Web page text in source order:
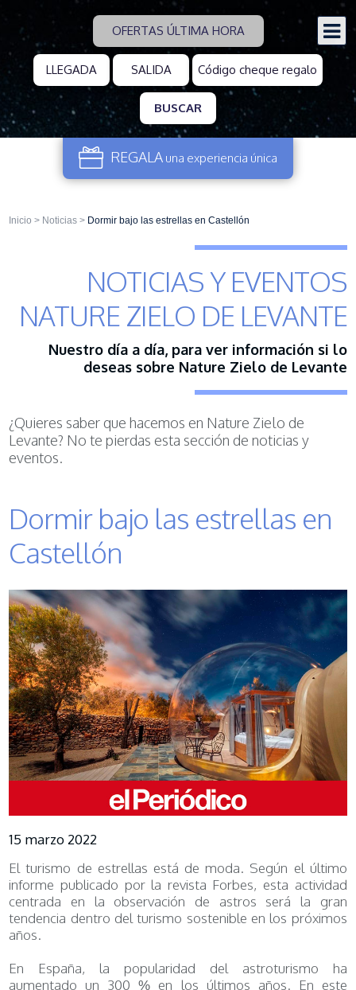
OFERTAS ÚLTIMA HORA
BUSCAR
REGALA una experiencia única
Inicio > Noticias > Dormir bajo las estrellas en Castellón
NOTICIAS Y EVENTOS
NATURE ZIELO DE LEVANTE
Nuestro día a día, para ver información si lo
deseas sobre Nature Zielo de Levante
¿Quieres saber que hacemos en Nature Zielo de
Levante? No te pierdas esta sección de noticias y
eventos.
Dormir bajo las estrellas en
Castellón
15 marzo 2022
El turismo de estrellas está de moda. Según el último
informe publicado por la revista Forbes, esta actividad
centrada en la observación de astros será la gran
tendencia dentro del turismo sostenible en los próximos
años.
En España, la popularidad del astroturismo ha
aumentado un 300 % en los últimos años. En este